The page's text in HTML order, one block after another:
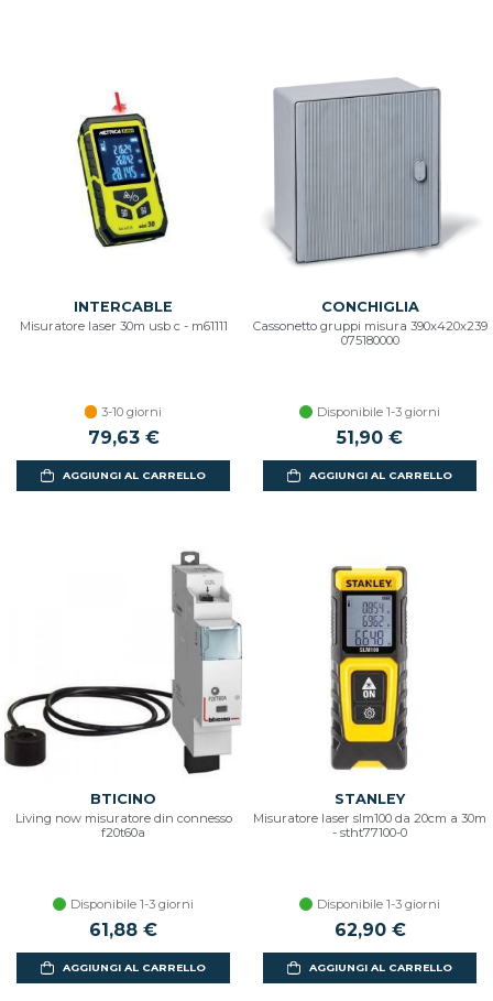
INTERCABLE
Misuratore laser 30m usb c - m61111
3-10 giorni
79,63 €
AGGIUNGI AL CARRELLO
CONCHIGLIA
Cassonetto gruppi misura 390x420x239
075180000
Disponibile 1-3 giorni
51,90 €
AGGIUNGI AL CARRELLO
BTICINO
Living now misuratore din connesso
f20t60a
Disponibile 1-3 giorni
61,88 €
AGGIUNGI AL CARRELLO
STANLEY
Misuratore laser slm100 da 20cm a 30m
- stht77100-0
Disponibile 1-3 giorni
62,90 €
AGGIUNGI AL CARRELLO